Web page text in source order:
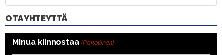
OTA YHTEYTTÄ
Minua kiinnostaa (Pakollinen)